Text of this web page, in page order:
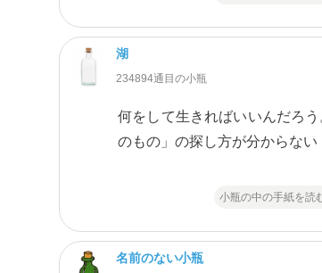
湖
234894通目の小瓶
何をして生きればいいんだろ
のもの」の探し方が分からない
小瓶の中の手紙を読
名前のない小瓶